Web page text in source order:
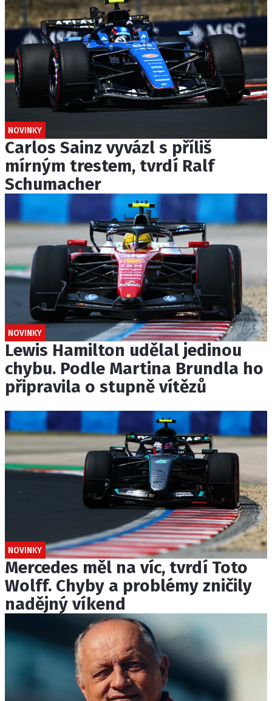
NOVINKY
Carlos Sainz vyvázl s příliš
mírným trestem, tvrdí Ralf
Schumacher
NOVINKY
Lewis Hamilton udělal jedinou
chybu. Podle Martina Brundla ho
připravila o stupně vítězů
NOVINKY
Mercedes měl na víc, tvrdí Toto
Wolff. Chyby a problémy zničily
nadějný víkend